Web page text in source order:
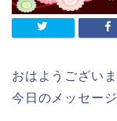
おはようございま
今日のメッセー